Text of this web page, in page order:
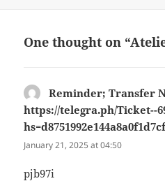
One thought on
Reminder; Transfer
https://telegra.ph/Ticket--
January 21, 2025 at 04:50
pjb97i